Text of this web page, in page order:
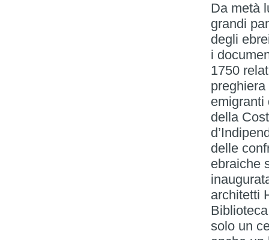
Da metà
grandi
degli
i
1750
emigranti
della
delle
ebraiche
architetti
solo un